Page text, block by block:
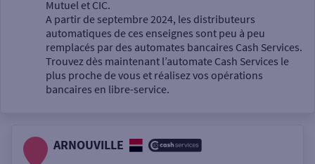
Un service
Autour de moi
Mutuel et CIC.
A partir de septembre 2024, les distributeurs
automatiques de ces enseignes sont peu à peu
remplacés par des automates bancaires Cash Services.
Trouvez dès maintenant l’automate Cash Services le
plus proche de vous et réalisez vos opérations
bancaires en libre-service.
ARNOUVILLE